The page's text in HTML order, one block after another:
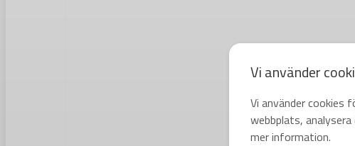
Vi använder
Vi använder cookies
webbplats,
mer information.